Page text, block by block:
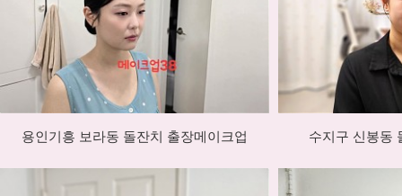
용인기흥 보라동 돌잔치 출장메이크업 수지구 신봉동